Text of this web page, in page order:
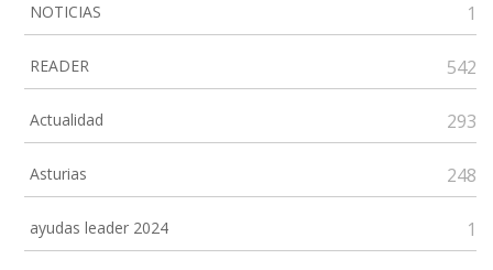
NOTICIAS 1
READER 542
Actualidad 293
Asturias 248
ayudas leader 2024 1